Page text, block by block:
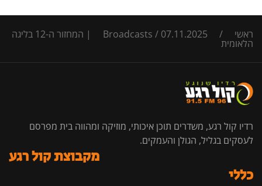
ראשי /
Broadcasts / 07.11.2025 | המחזור ה-12 בליגה
הלאומית
רדיו קול רגע, משדרים תוכן איכותי, מוזיקה ומהווה בית מפרסם
לעסקים בגליל, הגולן והעמקים.
כללי
מקבוצת קול רגע